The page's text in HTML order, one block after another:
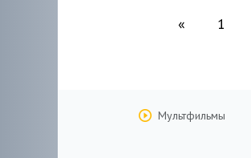
« 1
Мультфильмы